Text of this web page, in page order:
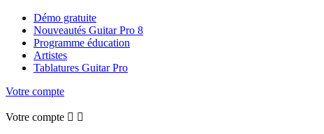
Démo gratuite
Nouveautés Guitar Pro 8
Programme éducation
Artistes
Tablatures Guitar Pro
Votre compte
Votre compte  